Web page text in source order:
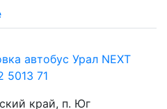
автобус Урал NEXT
5013 71
край, п. Юг